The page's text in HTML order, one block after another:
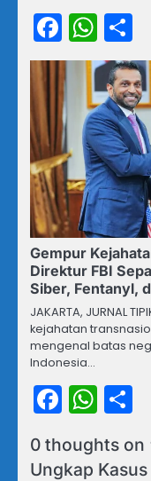
Gempur
Direktur FBI
Siber, Fentanyl,
JAKARTA, JURNAL
kejahatan
mengenal batas
Indonesia…
0 thoughts on
Ungkap